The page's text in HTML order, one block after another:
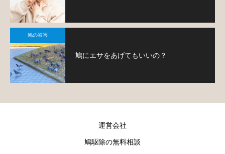
鳩の被害
鳩にエサをあげてもいいの？
運営会社
鳩駆除の無料相談